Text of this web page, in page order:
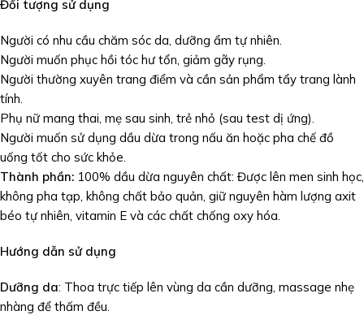
Đối tượng sử dụng
Người có nhu cầu chăm sóc da, dưỡng ẩm tự nhiên.
Người muốn phục hồi tóc hư tổn, giảm gãy rụng.
Người thường xuyên trang điểm và cần sản phẩm tẩy trang lành
tính.
Phụ nữ mang thai, mẹ sau sinh, trẻ nhỏ (sau test dị ứng).
Người muốn sử dụng dầu dừa trong nấu ăn hoặc pha chế đồ
uống tốt cho sức khỏe.
Thành phần: 100% dầu dừa nguyên chất: Được lên men sinh học,
không pha tạp, không chất bảo quản, giữ nguyên hàm lượng axit
béo tự nhiên, vitamin E và các chất chống oxy hóa.
Hướng dẫn sử dụng
Dưỡng da: Thoa trực tiếp lên vùng da cần dưỡng, massage nhẹ
nhàng để thấm đều.